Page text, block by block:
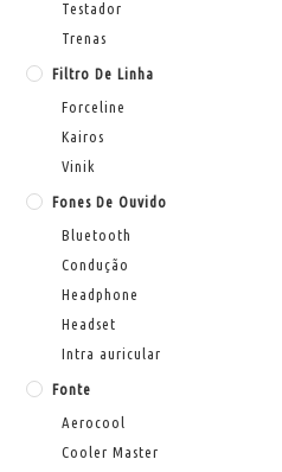
Testador
Trenas
Filtro De Linha
Forceline
Kairos
Vinik
Fones De Ouvido
Bluetooth
Condução
Headphone
Headset
Intra auricular
Fonte
Aerocool
Cooler Master